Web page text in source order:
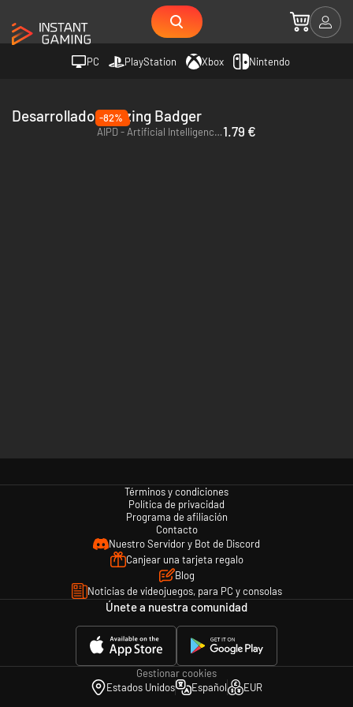
PC PlayStation Xbox Nintendo
Desarrollador Blazing Badger
-82%
AIPD - Artificial Intelligence Police Department - PC (Steam)1.79 €
Términos y condiciones
Política de privacidad
Programa de afiliación
Contacto
Nuestro Servidor y Bot de Discord
Canjear una tarjeta regalo
Blog
Noticias de videojuegos, para PC y consolas
Únete a nuestra comunidad
Gestionar cookies
Estados Unidos
Español EUR